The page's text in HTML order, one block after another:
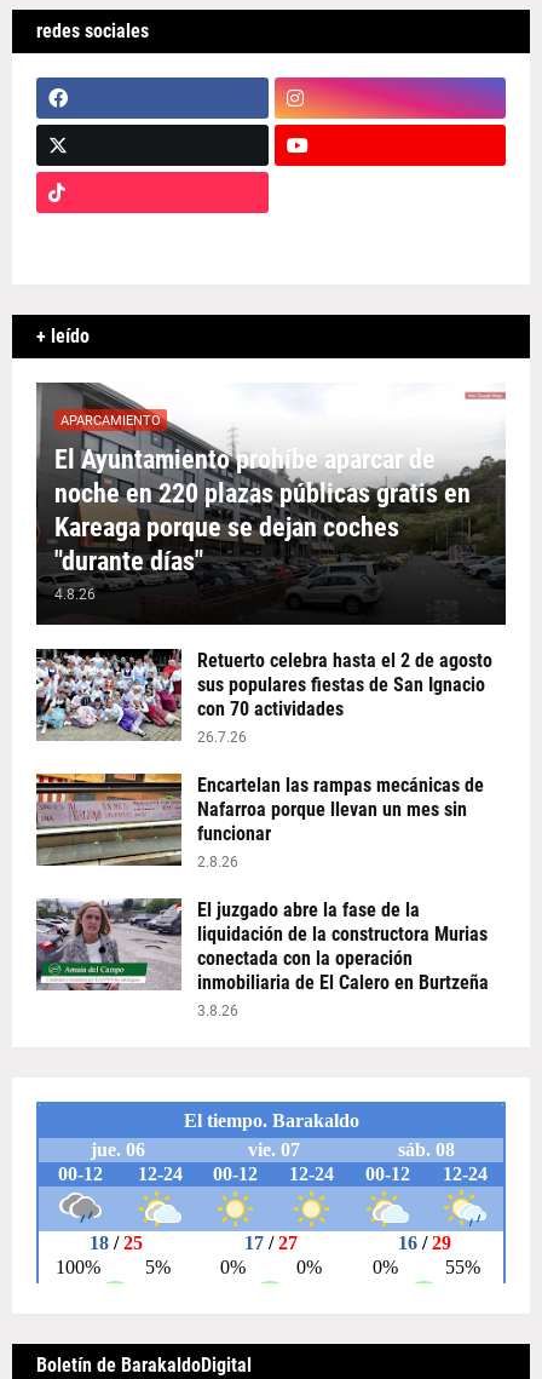
redes sociales
+ leído
APARCAMIENTO
El Ayuntamiento prohíbe aparcar de
noche en 220 plazas públicas gratis en
Kareaga porque se dejan coches
"durante días"
4.8.26
Retuerto celebra hasta el 2 de agosto
sus populares fiestas de San Ignacio
con 70 actividades
26.7.26
Encartelan las rampas mecánicas de
Nafarroa porque llevan un mes sin
funcionar
2.8.26
El juzgado abre la fase de la
liquidación de la constructora Murias
conectada con la operación
inmobiliaria de El Calero en Burtzeña
3.8.26
Boletín de BarakaldoDigital